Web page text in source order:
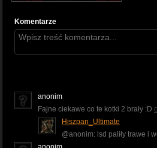
Komentarze
anonim
Fajne ciekawe co te kotki 2 brały :D
Hiszpan_Ultimate
@anonim: lsd paliły trawe i